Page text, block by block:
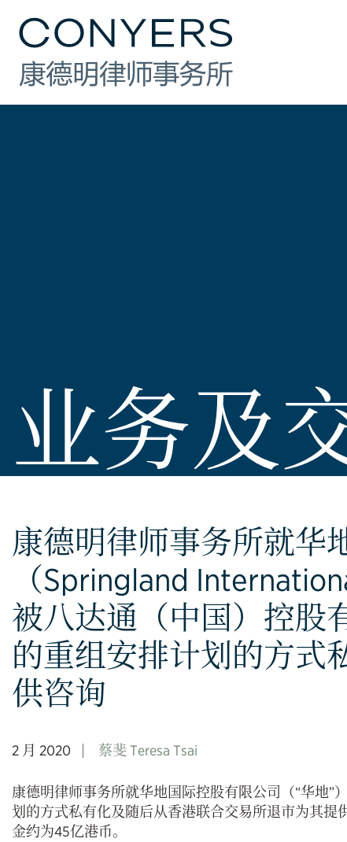
业务及
康德明律师事务所就华
（Springland
被八达通（中国）控股
的重组安排计划的方式
供咨询
2 月 2020 蔡斐 Teresa Tsai
康德明律师事务所就华地国际控股有限公司（“华地”
划的方式私有化及随后从香港联合交易所退市为其
金约为45亿港币。